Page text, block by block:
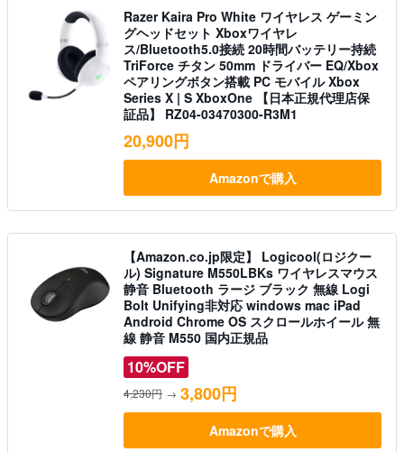
Razer Kaira Pro White ワイヤレス ゲーミン
グヘッドセット Xboxワイヤレ
ス/Bluetooth5.0接続 20時間バッテリー持続
TriForce チタン 50mm ドライバー EQ/Xbox
ペアリングボタン搭載 PC モバイル Xbox
Series X | S XboxOne 【日本正規代理店保
証品】 RZ04-03470300-R3M1
20,900円
Amazonで購入
【Amazon.co.jp限定】 Logicool(ロジクー
ル) Signature M550LBKs ワイヤレスマウス
静音 Bluetooth ラージ ブラック 無線 Logi
Bolt Unifying非対応 windows mac iPad
Android Chrome OS スクロールホイール 無
線 静音 M550 国内正規品
10%OFF
4,230円 → 3,800円
Amazonで購入